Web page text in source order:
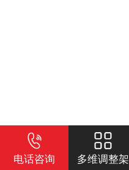
电话咨询 多维调整架